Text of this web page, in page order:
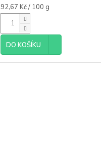
Měrná
cena:
92,67 Kč / 100 g
DO KOŠÍKU